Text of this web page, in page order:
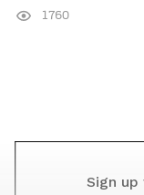
1760
Sign